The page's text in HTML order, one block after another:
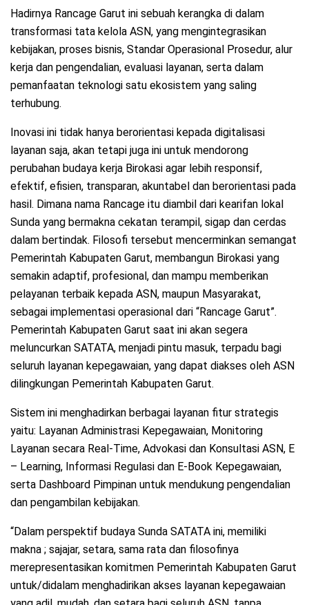
Hadirnya Rancage Garut ini sebuah kerangka di dalam
transformasi tata kelola ASN, yang mengintegrasikan
kebijakan, proses bisnis, Standar Operasional Prosedur, alur
kerja dan pengendalian, evaluasi layanan, serta dalam
pemanfaatan teknologi satu ekosistem yang saling
terhubung.
Inovasi ini tidak hanya berorientasi kepada digitalisasi
layanan saja, akan tetapi juga ini untuk mendorong
perubahan budaya kerja Birokasi agar lebih responsif,
efektif, efisien, transparan, akuntabel dan berorientasi pada
hasil. Dimana nama Rancage itu diambil dari kearifan lokal
Sunda yang bermakna cekatan terampil, sigap dan cerdas
dalam bertindak. Filosofi tersebut mencerminkan semangat
Pemerintah Kabupaten Garut, membangun Birokasi yang
semakin adaptif, profesional, dan mampu memberikan
pelayanan terbaik kepada ASN, maupun Masyarakat,
sebagai implementasi operasional dari “Rancage Garut”.
Pemerintah Kabupaten Garut saat ini akan segera
meluncurkan SATATA, menjadi pintu masuk, terpadu bagi
seluruh layanan kepegawaian, yang dapat diakses oleh ASN
dilingkungan Pemerintah Kabupaten Garut.
Sistem ini menghadirkan berbagai layanan fitur strategis
yaitu: Layanan Administrasi Kepegawaian, Monitoring
Layanan secara Real-Time, Advokasi dan Konsultasi ASN, E
– Learning, Informasi Regulasi dan E-Book Kepegawaian,
serta Dashboard Pimpinan untuk mendukung pengendalian
dan pengambilan kebijakan.
“Dalam perspektif budaya Sunda SATATA ini, memiliki
makna ; sajajar, setara, sama rata dan filosofinya
merepresentasikan komitmen Pemerintah Kabupaten Garut
untuk/didalam menghadirikan akses layanan kepegawaian